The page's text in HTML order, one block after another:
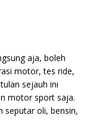
aja, boleh
motor, tes ride,
sejauh ini
motor sport saja.
seputar oli, bensin,